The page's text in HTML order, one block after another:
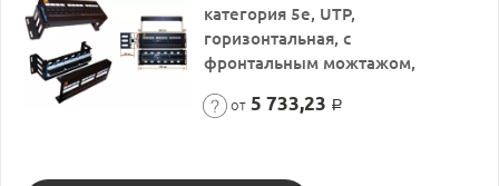
категория 5e, UTP,
горизонтальная, с
фронтальным можтажом,
от 5 733,23 Р